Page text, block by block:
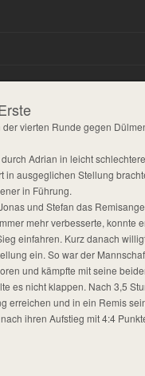
vierten Runde gegen
Adrian in leicht
in ausgeglichen Stellung
in Führung.
und Stefan das
mehr verbesserte, konnte
einfahren. Kurz danach
ein. So war der
und kämpfte mit seine
es nicht klappen. Nach 3,5
erreichen und in ein Remis
ihren Aufstieg mit 4:4